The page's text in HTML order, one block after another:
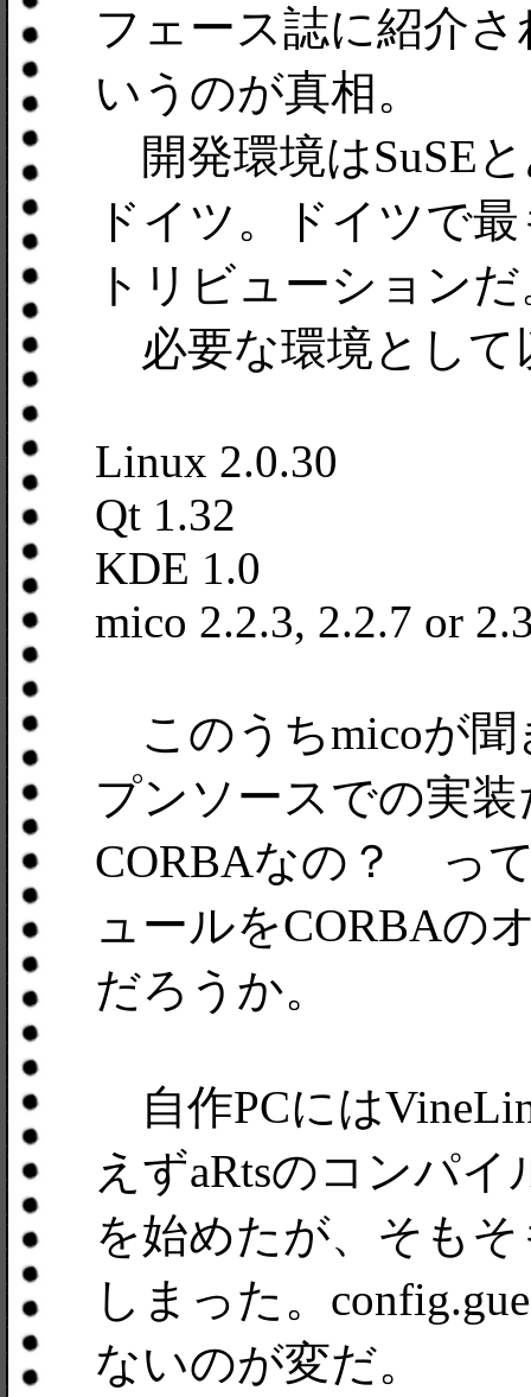
フェース誌に紹介
いうのが真相。
開発環境はSuSE
ドイツ。ドイツで
トリビューション
必要な環境として
Linux 2.0.30
Qt 1.32
KDE 1.0
mico 2.2.3, 2.2.7 or
このうちmicoが聞
プンソースでの実
CORBAなの？ っ
ュールをCORBAの
だろうか。
自作PCには
えずaRtsのコンパ
を始めたが、そも
しまった。
ないのが変だ。